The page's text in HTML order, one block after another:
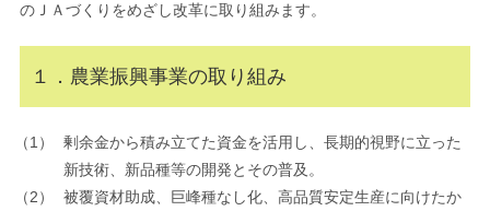
のＪＡづくりをめざし改革に取り組みます。
１．農業振興事業の取り組み
剰余金から積み立てた資金を活用し、長期的視野に立った
新技術、新品種等の開発とその普及。
被覆資材助成、巨峰種なし化、高品質安定生産に向けたか